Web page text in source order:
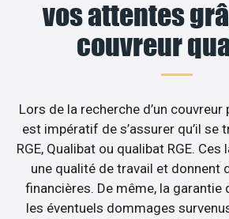
vos attentes
couvreur
Lors de la recherche d’un couvreur
est impératif de s’assurer qu’il se
RGE, Qualibat ou qualibat RGE.
une qualité de travail et donnent
financières. De même, la garantie
les éventuels dommages